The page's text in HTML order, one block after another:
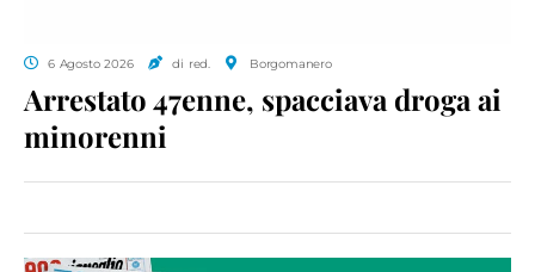
6 Agosto 2026 di red. Borgomanero
Arrestato 47enne, spacciava droga ai
minorenni